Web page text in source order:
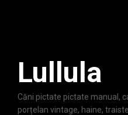
Lullula
Căni pictate pictate manual,
porțelan vintage, haine,